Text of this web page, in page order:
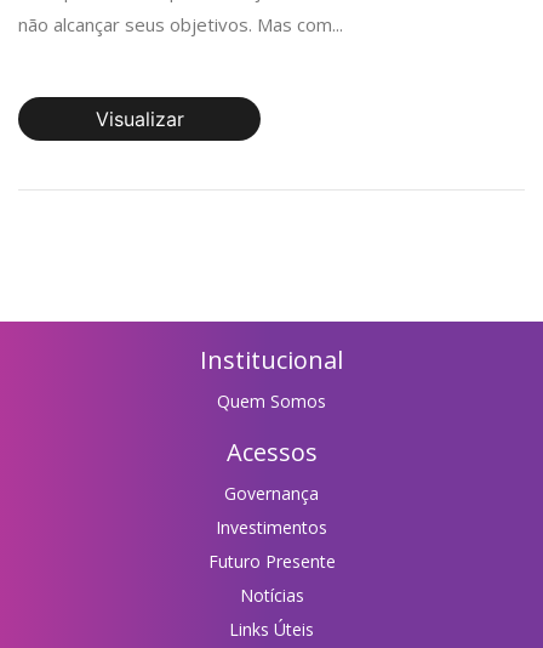
não alcançar seus objetivos. Mas com...
Visualizar
Institucional
Quem Somos
Acessos
Governança
Investimentos
Futuro Presente
Notícias
Links Úteis